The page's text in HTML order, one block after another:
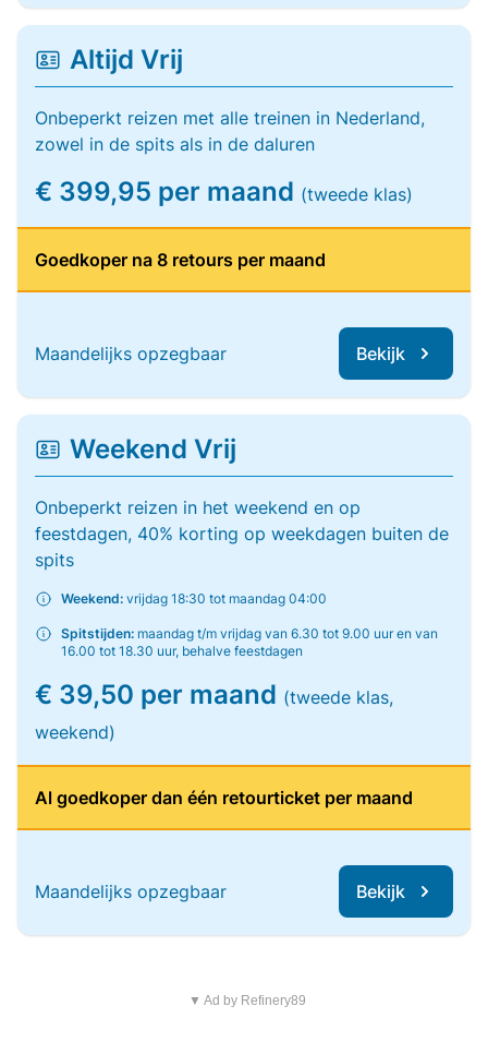
Altijd Vrij
Onbeperkt reizen met alle treinen in Nederland,
zowel in de spits als in de daluren
€ 399,95 per maand (tweede klas)
Goedkoper na 8 retours per maand
Maandelijks opzegbaar Bekijk
Weekend Vrij
Onbeperkt reizen in het weekend en op
feestdagen, 40% korting op weekdagen buiten de
spits
Weekend: vrijdag 18:30 tot maandag 04:00
Spitstijden: maandag t/m vrijdag van 6.30 tot 9.00 uur en van
16.00 tot 18.30 uur, behalve feestdagen
€ 39,50 per maand (tweede klas,
weekend)
Al goedkoper dan één retourticket per maand
Maandelijks opzegbaar Bekijk
▼ Ad by Refinery89